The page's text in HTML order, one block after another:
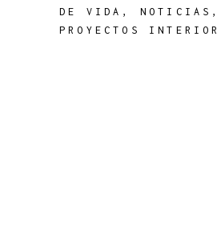
DE VIDA , NOTICIAS ,
PROYECTOS INTERIOR